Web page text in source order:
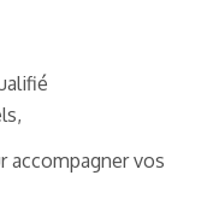
accompagner vos